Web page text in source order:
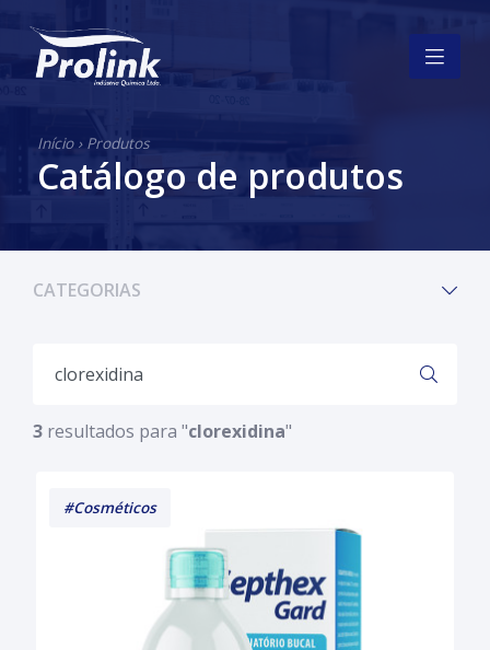
Início› Produtos
Catálogo de produtos
CATEGORIAS
3 resultados para "clorexidina"
#Cosméticos